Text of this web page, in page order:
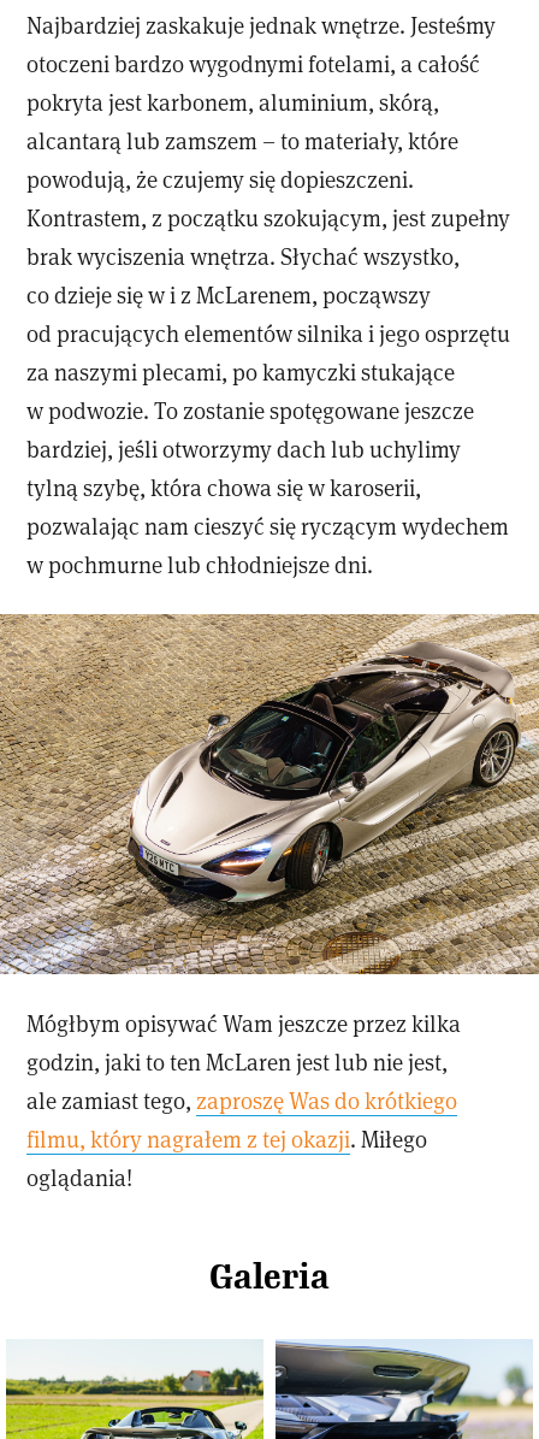
Najbardziej zaskakuje jednak wnętrze. Jesteśmy
otoczeni bardzo wygodnymi fotelami, a całość
pokryta jest karbonem, aluminium, skórą,
alcantarą lub zamszem – to materiały, które
powodują, że czujemy się dopieszczeni.
Kontrastem, z początku szokującym, jest zupełny
brak wyciszenia wnętrza. Słychać wszystko,
co dzieje się w i z McLarenem, począwszy
od pracujących elementów silnika i jego osprzętu
za naszymi plecami, po kamyczki stukające
w podwozie. To zostanie spotęgowane jeszcze
bardziej, jeśli otworzymy dach lub uchylimy
tylną szybę, która chowa się w karoserii,
pozwalając nam cieszyć się ryczącym wydechem
w pochmurne lub chłodniejsze dni.
Mógłbym opisywać Wam jeszcze przez kilka
godzin, jaki to ten McLaren jest lub nie jest,
ale zamiast tego, zaproszę Was do krótkiego
filmu, który nagrałem z tej okazji. Miłego
oglądania!
Galeria